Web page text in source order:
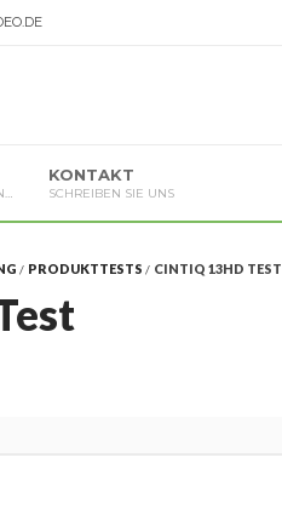
KONTAKT
SCHREIBEN SIE UNS
PRODUKTTESTS CINTIQ 13HD TEST